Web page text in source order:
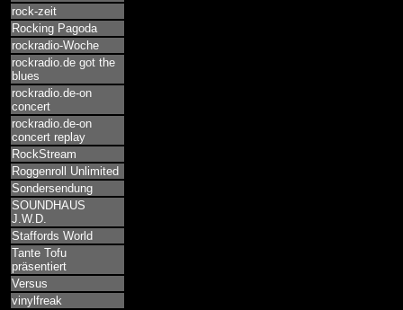
rock-zeit
Rocking Pagoda
rockradio-Woche
rockradio.de got the
blues
rockradio.de-on
concert
rockradio.de-on
concert replay
RockStream
Roggenroll Unlimited
Sondersendung
SOUNDHAUS
J.W.D.
Staffords World
Tante Tofu
präsentiert
Versus
vinylfreak